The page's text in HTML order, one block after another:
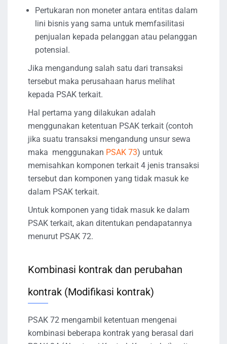
Pertukaran non moneter antara entitas dalam
lini bisnis yang sama untuk memfasilitasi
penjualan kepada pelanggan atau pelanggan
potensial.
Jika mengandung salah satu dari transaksi
tersebut maka perusahaan harus melihat
kepada PSAK terkait.
Hal pertama yang dilakukan adalah
menggunakan ketentuan PSAK terkait (contoh
jika suatu transaksi mengandung unsur sewa
maka menggunakan PSAK 73) untuk
memisahkan komponen terkait 4 jenis transaksi
tersebut dan komponen yang tidak masuk ke
dalam PSAK terkait.
Untuk komponen yang tidak masuk ke dalam
PSAK terkait, akan ditentukan pendapatannya
menurut PSAK 72.
Kombinasi kontrak dan perubahan
kontrak (Modifikasi kontrak)
PSAK 72 mengambil ketentuan mengenai
kombinasi beberapa kontrak yang berasal dari